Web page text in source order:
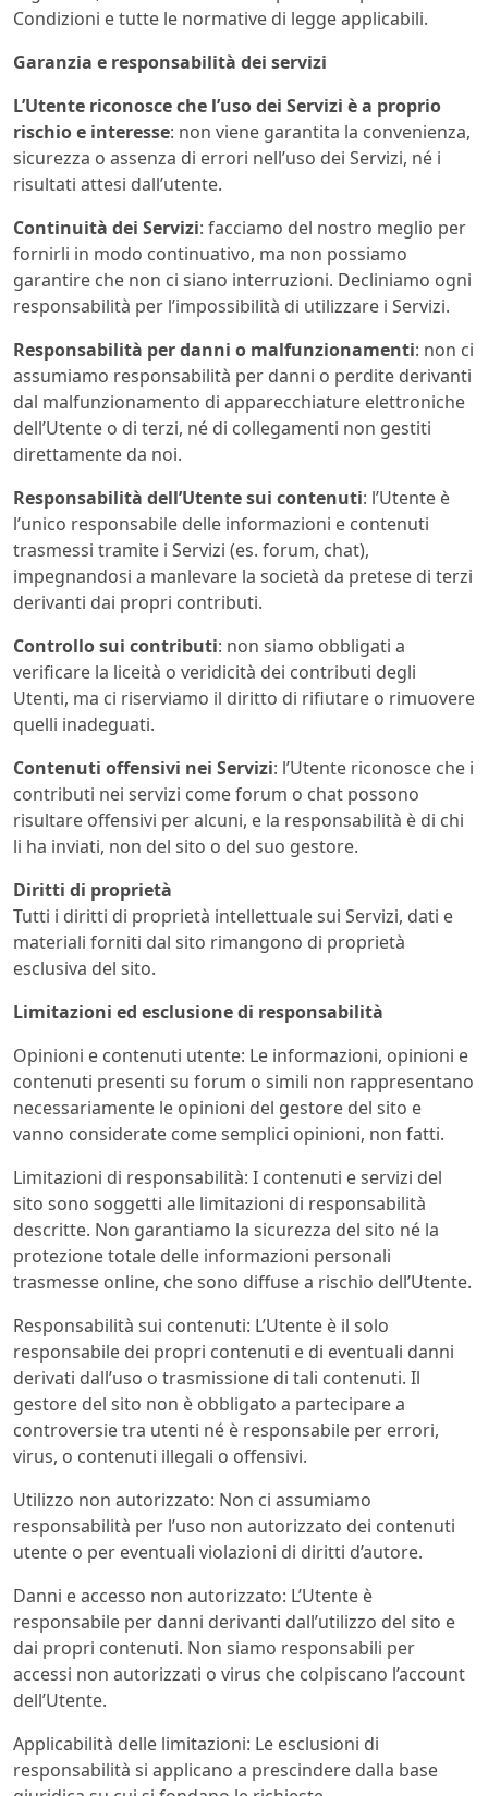
Condizioni e tutte le normative di legge applicabili.
Garanzia e responsabilità dei servizi
L’Utente riconosce che l’uso dei Servizi è a proprio
rischio e interesse: non viene garantita la convenienza,
sicurezza o assenza di errori nell’uso dei Servizi, né i
risultati attesi dall’utente.
Continuità dei Servizi: facciamo del nostro meglio per
fornirli in modo continuativo, ma non possiamo
garantire che non ci siano interruzioni. Decliniamo ogni
responsabilità per l’impossibilità di utilizzare i Servizi.
Responsabilità per danni o malfunzionamenti: non ci
assumiamo responsabilità per danni o perdite derivanti
dal malfunzionamento di apparecchiature elettroniche
dell’Utente o di terzi, né di collegamenti non gestiti
direttamente da noi.
Responsabilità dell’Utente sui contenuti: l’Utente è
l’unico responsabile delle informazioni e contenuti
trasmessi tramite i Servizi (es. forum, chat),
impegnandosi a manlevare la società da pretese di terzi
derivanti dai propri contributi.
Controllo sui contributi: non siamo obbligati a
verificare la liceità o veridicità dei contributi degli
Utenti, ma ci riserviamo il diritto di rifiutare o rimuovere
quelli inadeguati.
Contenuti offensivi nei Servizi: l’Utente riconosce che i
contributi nei servizi come forum o chat possono
risultare offensivi per alcuni, e la responsabilità è di chi
li ha inviati, non del sito o del suo gestore.
Diritti di proprietà
Tutti i diritti di proprietà intellettuale sui Servizi, dati e
materiali forniti dal sito rimangono di proprietà
esclusiva del sito.
Limitazioni ed esclusione di responsabilità
Opinioni e contenuti utente: Le informazioni, opinioni e
contenuti presenti su forum o simili non rappresentano
necessariamente le opinioni del gestore del sito e
vanno considerate come semplici opinioni, non fatti.
Limitazioni di responsabilità: I contenuti e servizi del
sito sono soggetti alle limitazioni di responsabilità
descritte. Non garantiamo la sicurezza del sito né la
protezione totale delle informazioni personali
trasmesse online, che sono diffuse a rischio dell’Utente.
Responsabilità sui contenuti: L’Utente è il solo
responsabile dei propri contenuti e di eventuali danni
derivati dall’uso o trasmissione di tali contenuti. Il
gestore del sito non è obbligato a partecipare a
controversie tra utenti né è responsabile per errori,
virus, o contenuti illegali o offensivi.
Utilizzo non autorizzato: Non ci assumiamo
responsabilità per l’uso non autorizzato dei contenuti
utente o per eventuali violazioni di diritti d’autore.
Danni e accesso non autorizzato: L’Utente è
responsabile per danni derivanti dall’utilizzo del sito e
dai propri contenuti. Non siamo responsabili per
accessi non autorizzati o virus che colpiscano l’account
dell’Utente.
Applicabilità delle limitazioni: Le esclusioni di
responsabilità si applicano a prescindere dalla base